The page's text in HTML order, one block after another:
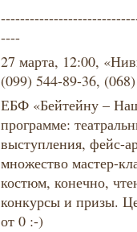
----
27 марта, 12:00,
(099) 544-89-36,
ЕБФ «Бейтейну –
программе:
выступления, фейс-
множество мастер-
костюм, конечно,
конкурсы и призы.
от 0 :-)